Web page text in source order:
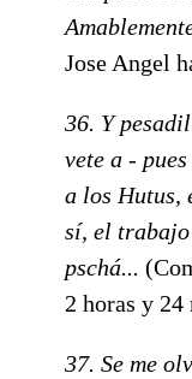
Jose Angel
36. Y
vete a -
a los Hutus,
sí, el
pschá...
2 horas y
37. Se me